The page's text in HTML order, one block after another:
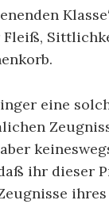
eine
ihr dieser